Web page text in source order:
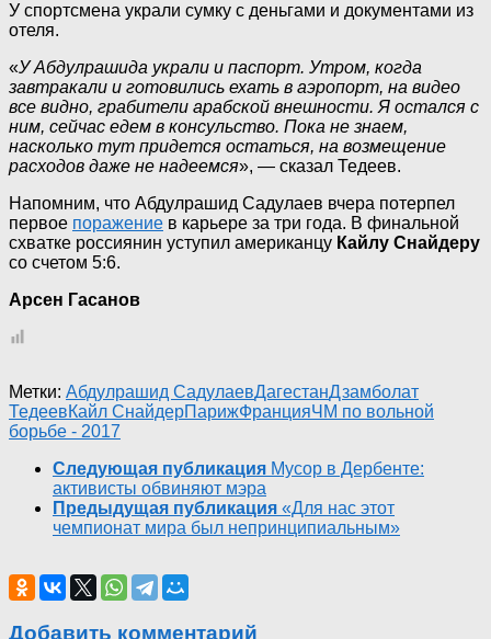
У спортсмена украли сумку с деньгами и документами из
отеля.
«У Абдулрашида украли и паспорт. Утром, когда
завтракали и готовились ехать в аэропорт, на видео
все видно, грабители арабской внешности. Я остался с
ним, сейчас едем в консульство. Пока не знаем,
насколько тут придется остаться, на возмещение
расходов даже не надеемся», — сказал Тедеев.
Напомним, что Абдулрашид Садулаев вчера потерпел
первое поражение в карьере за три года. В финальной
схватке россиянин уступил американцу Кайлу Снайдеру
со счетом 5:6.
Арсен Гасанов
Метки: Абдулрашид СадулаевДагестанДзамболат
ТедеевКайл СнайдерПарижФранцияЧМ по вольной
борьбе - 2017
Следующая публикация Мусор в Дербенте:
активисты обвиняют мэра
Предыдущая публикация «Для нас этот
чемпионат мира был непринципиальным»
Добавить комментарий